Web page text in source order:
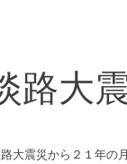
路大
大震災から２１年の